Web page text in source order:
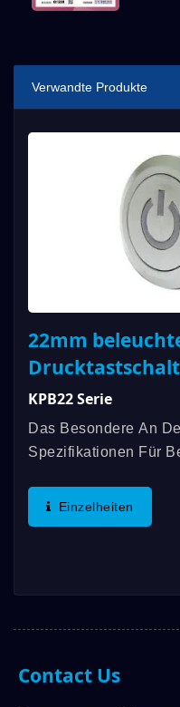
Verwandte Produkte
22mm
KPB22 Serie
Das Besondere An
Spezifikationen Für
Zulassung Erfüllt,
Verschiedene
Einzelheiten